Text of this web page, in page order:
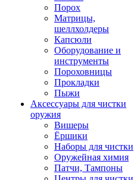
Порох
Матрицы,
шеллхолдеры
Капсюли
Оборудование и
инструменты
Пороховницы
Прокладки
Пыжи
Аксессуары для чистки
оружия
Вишеры
Ёршики
Наборы для чистки
Оружейная химия
Патчи, Тампоны